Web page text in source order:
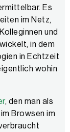
Es
im Netz,
und
in dem
in Echtzeit
wohin
, den man als
Browsen im